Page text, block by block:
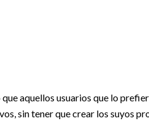
aquellos usuarios que lo
sin tener que crear los suyos